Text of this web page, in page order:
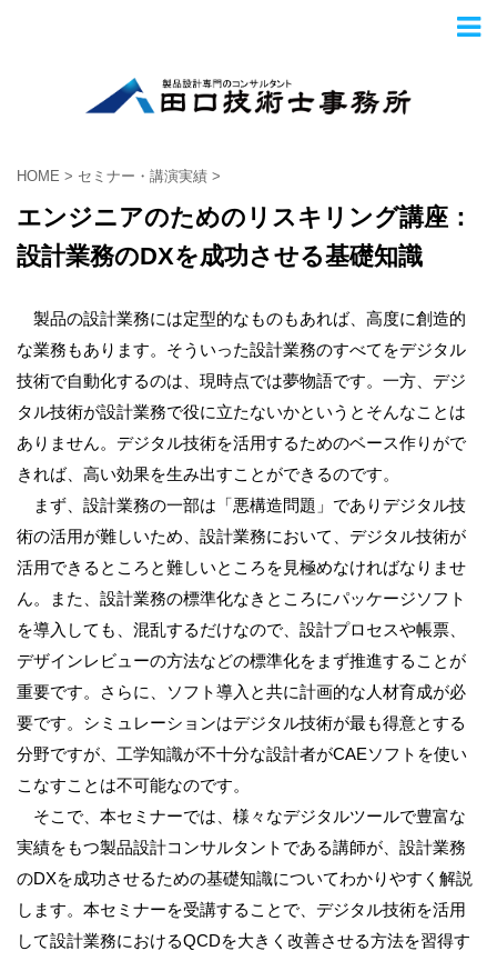
HOME > セミナー・講演実績 >
エンジニアのためのリスキリング講座：
設計業務のDXを成功させる基礎知識
製品の設計業務には定型的なものもあれば、高度に創造的
な業務もあります。そういった設計業務のすべてをデジタル
技術で自動化するのは、現時点では夢物語です。一方、デジ
タル技術が設計業務で役に立たないかというとそんなことは
ありません。デジタル技術を活用するためのベース作りがで
きれば、高い効果を生み出すことができるのです。
まず、設計業務の一部は「悪構造問題」でありデジタル技
術の活用が難しいため、設計業務において、デジタル技術が
活用できるところと難しいところを見極めなければなりませ
ん。また、設計業務の標準化なきところにパッケージソフト
を導入しても、混乱するだけなので、設計プロセスや帳票、
デザインレビューの方法などの標準化をまず推進することが
重要です。さらに、ソフト導入と共に計画的な人材育成が必
要です。シミュレーションはデジタル技術が最も得意とする
分野ですが、工学知識が不十分な設計者がCAEソフトを使い
こなすことは不可能なのです。
そこで、本セミナーでは、様々なデジタルツールで豊富な
実績をもつ製品設計コンサルタントである講師が、設計業務
のDXを成功させるための基礎知識についてわかりやすく解説
します。本セミナーを受講することで、デジタル技術を活用
して設計業務におけるQCDを大きく改善させる方法を習得す